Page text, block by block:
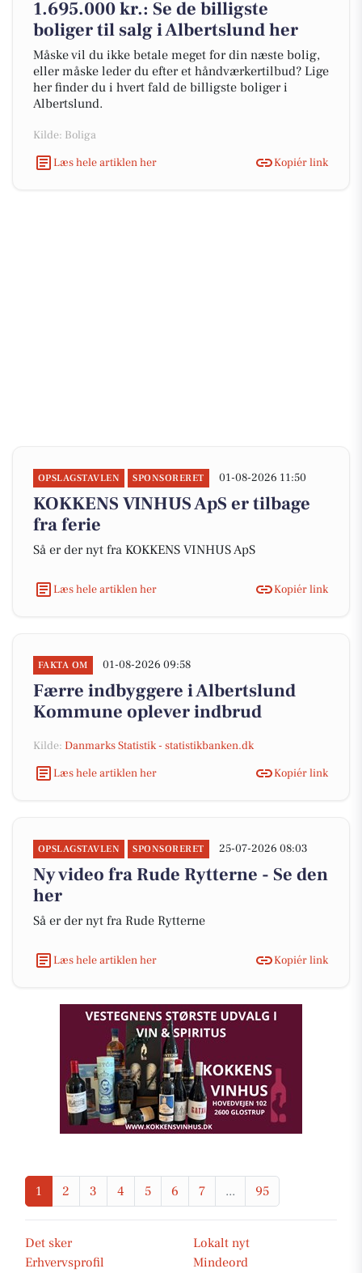
1.695.000 kr.: Se de billigste
boliger til salg i Albertslund her
Måske vil du ikke betale meget for din næste bolig,
eller måske leder du efter et håndværkertilbud? Lige
her finder du i hvert fald de billigste boliger i
Albertslund.
Kilde: Boliga
Læs hele artiklen her
Kopiér link
OPSLAGSTAVLEN SPONSORERET 01-08-2026 11:50
KOKKENS VINHUS ApS er tilbage
fra ferie
Så er der nyt fra KOKKENS VINHUS ApS
Læs hele artiklen her Kopiér link
FAKTA OM 01-08-2026 09:58
Færre indbyggere i Albertslund
Kommune oplever indbrud
Kilde: Danmarks Statistik - statistikbanken.dk
Læs hele artiklen her
Kopiér link
OPSLAGSTAVLEN SPONSORERET 25-07-2026 08:03
Ny video fra Rude Rytterne - Se den
her
Så er der nyt fra Rude Rytterne
Læs hele artiklen her Kopiér link
1 2 3 4 5 6 7 ... 95
Det sker
Lokalt nyt
Erhvervsprofil
Mindeord